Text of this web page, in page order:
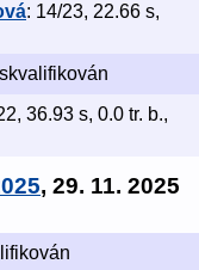
: 14/23, 22.66 s,
36.93 s, 0.0 tr. b.,
, 29. 11. 2025